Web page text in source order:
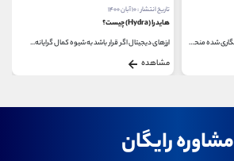
کلید خصوصی بیت کوین یک رشته رمزنگاری ‌شده منحصر...
تاریخ انتشار : ۱۰ آبان ۱۴۰۰
هایدرا (Hydra) چیست؟
ارزهای دیجیتال اگر قرار باشد به شیوه کمال گرایانه...
مشاهده
مشاوره رایگان